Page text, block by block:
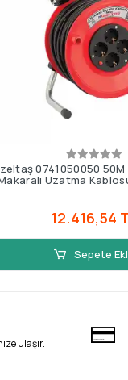
0741050050 50M
Uzatma
12.416,54
Sepete
ulaşır.